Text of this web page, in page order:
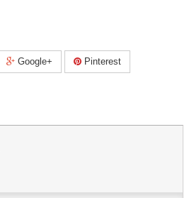
Google+ Pinterest